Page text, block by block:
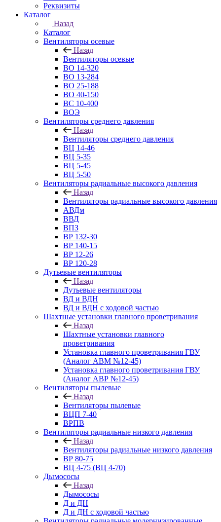
Реквизиты
Каталог
Назад
Каталог
Вентиляторы осевые
Назад
Вентиляторы осевые
ВО 14-320
ВО 13-284
ВО 25-188
ВО 40-150
ВС 10-400
ВОЭ
Вентиляторы среднего давления
Назад
Вентиляторы среднего давления
ВЦ 14-46
ВЦ 5-35
ВЦ 5-45
ВЦ 5-50
Вентиляторы радиальные высокого давления
Назад
Вентиляторы радиальные высокого давления
АВДм
ВВД
ВПЗ
ВР 132-30
ВР 140-15
ВР 12-26
ВР 120-28
Дутьевые вентиляторы
Назад
Дутьевые вентиляторы
ВД и ВДН
ВД и ВДН с ходовой частью
Шахтные установки главного проветривания
Назад
Шахтные установки главного
проветривания
Установка главного проветривания ГВУ
(Аналог АВМ №12-45)
Установка главного проветривания ГВУ
(Аналог АВР №12-45)
Вентиляторы пылевые
Назад
Вентиляторы пылевые
ВЦП 7-40
ВРПВ
Вентиляторы радиальные низкого давления
Назад
Вентиляторы радиальные низкого давления
ВР 80-75
ВЦ 4-75 (ВЦ 4-70)
Дымососы
Назад
Дымососы
Д и ДН
Д и ДН с ходовой частью